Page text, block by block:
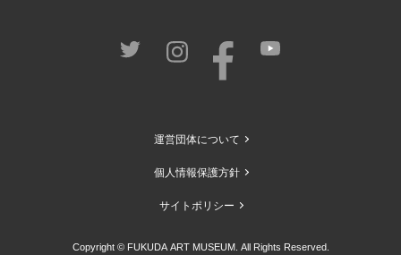
運営団体について
個人情報保護方針
サイトポリシー
Copyright © FUKUDA ART MUSEUM. All Rights Reserved.